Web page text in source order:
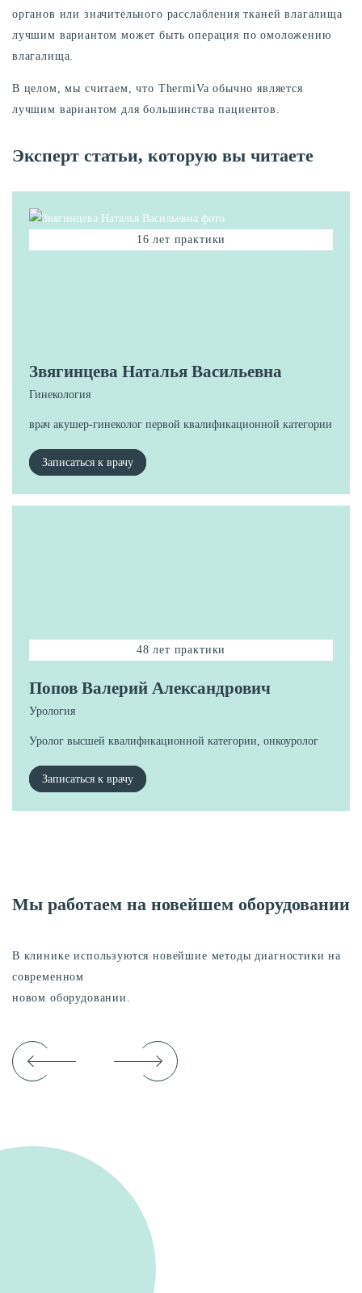
органов или значительного расслабления тканей влагалища
лучшим вариантом может быть операция по омоложению
влагалища.
В целом, мы считаем, что ThermiVa обычно является
лучшим вариантом для большинства пациентов.
Эксперт статьи, которую вы читаете
16 лет практики
Звягинцева Наталья Васильевна
Гинекология
врач акушер-гинеколог первой квалификационной категории
Записаться к врачу
48 лет практики
Попов Валерий Александрович
Урология
Уролог высшей квалификационной категории, онкоуролог
Записаться к врачу
Мы работаем на новейшем оборудовании
В клинике используются новейшие методы диагностики на
современном
новом оборудовании.